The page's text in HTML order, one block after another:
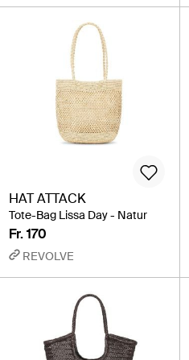
HAT ATTACK
Tote-Bag Lissa Day - Natur
Fr. 170
REVOLVE